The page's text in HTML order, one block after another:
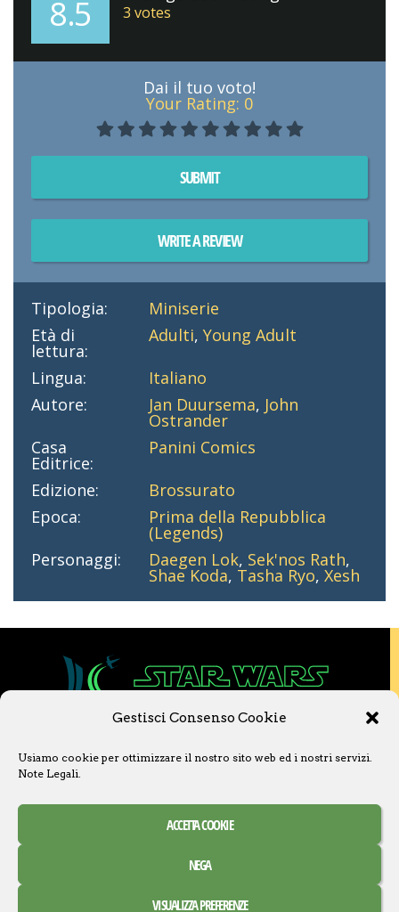
Gestisci Consenso Cookie
Usiamo cookie per ottimizzare il nostro sito web ed i nostri servizi.
Note Legali.
ACCETTA COOKIE
NEGA
VISUALIZZA PREFERENZE
8.5 3 votes
Dai il tuo voto!
Your Rating: 0
SUBMIT
WRITE A REVIEW
Tipologia:
Miniserie
Età di
lettura:
Adulti,Young Adult
Lingua:
Italiano
Autore:
Jan Duursema, John
Ostrander
Casa
Editrice:
Panini Comics
Edizione:
Brossurato
Epoca:
Prima della Repubblica
(Legends)
Personaggi:
Daegen Lok, Sek'nos Rath,
Shae Koda, Tasha Ryo,Xesh
Questo sito non è collegato a Lucasfilm LTD o
a The Walt Disney Company o ad altre
Ogni nome, titolo, immagine o qualsiasi altra
forma, appartiene ai propri detentori.
Creative Commons Attribuzione – Non commerciale –